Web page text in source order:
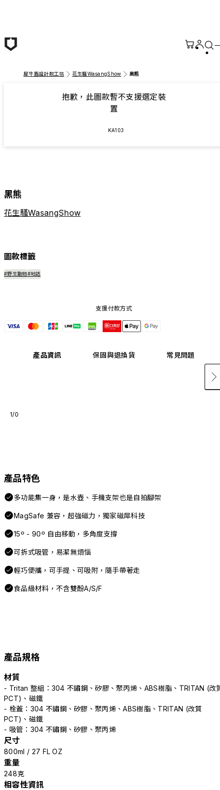
犀牛盾設計款工坊 花生騷WasangShow 黑熊
抱歉，此圖款暫不支援選定裝
置
KA103
黑熊
花生騷WasangShow
圖款標籤
#野生動物#地誌
支援付款方式
產品資訊 保固與退換貨 常見問題
1/0
產品特色
多功能集一身，是水壺、手機支架也是自拍腳架
MagSafe 兼容，超強磁力，獨家磁犀科技
15º - 90º 自由移動，多角度支撐
可拆式吸管，易潔無煩惱
輕巧便攜，可手提、可吸附，隨手帶著走
食品級材料，不含雙酚A/S/F
產品規格
材質
- Tritan 整組：304 不鏽鋼、矽膠、聚丙烯、ABS樹脂、TRITAN (改
PCT)、磁鐵
- 栓蓋：304 不鏽鋼、矽膠、聚丙烯、ABS樹脂、TRITAN (改質
PCT)、磁鐵
- 吸管：304 不鏽鋼、矽膠、聚丙烯
尺寸
800ml / 27 FL OZ
重量
248克
相容性資訊